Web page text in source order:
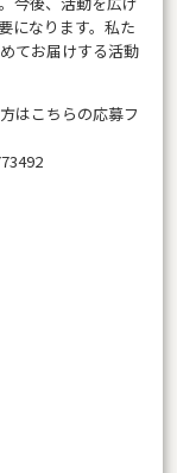
になります。私た
てお届けする活動
はこちらの応募フ